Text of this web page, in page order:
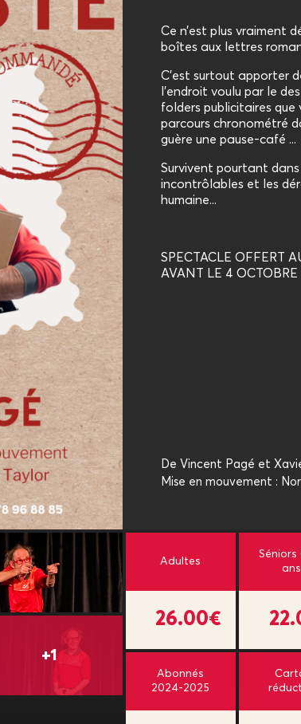
Ce n’est plus vraiment
boîtes aux lettres
C’est surtout apporter
l’endroit voulu par le
folders publicitaires
parcours chronométré
guère une pause-café ...
Survivent pourtant
incontrôlables et les
humaine...
SPECTACLE OFFERT
AVANT LE 4
De Vincent Pagé et
Mise en mouvement :
Adultes
26.00€
Séniors
Abonnés
2024-2025